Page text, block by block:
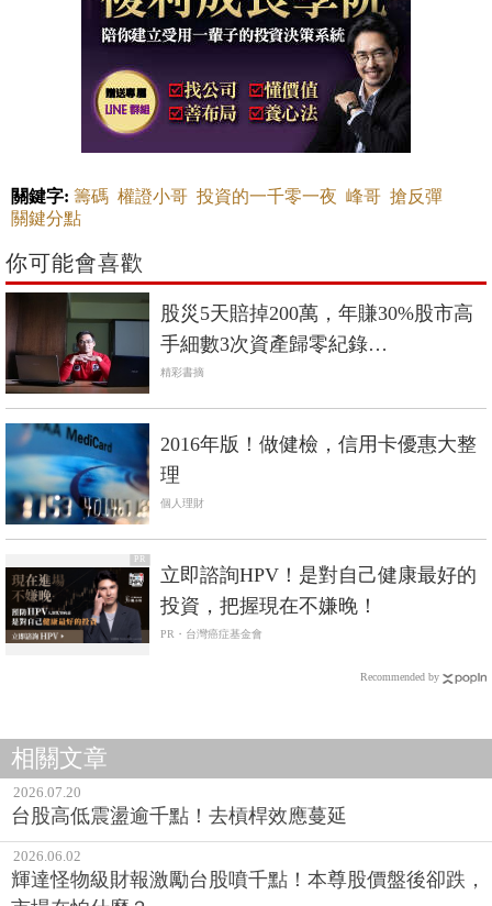
關鍵字: 籌碼 權證小哥 投資的一千零一夜 峰哥 搶反彈
關鍵分點
你可能會喜歡
股災5天賠掉200萬，年賺30%股市高
手細數3次資產歸零紀錄…
精彩書摘
2016年版！做健檢，信用卡優惠大整
理
個人理財
PR
立即諮詢HPV！是對自己健康最好的
投資，把握現在不嫌晚！
PR・台灣癌症基金會
Recommended by
相關文章
2026.07.20
台股高低震盪逾千點！去槓桿效應蔓延
2026.06.02
輝達怪物級財報激勵台股噴千點！本尊股價盤後卻跌，